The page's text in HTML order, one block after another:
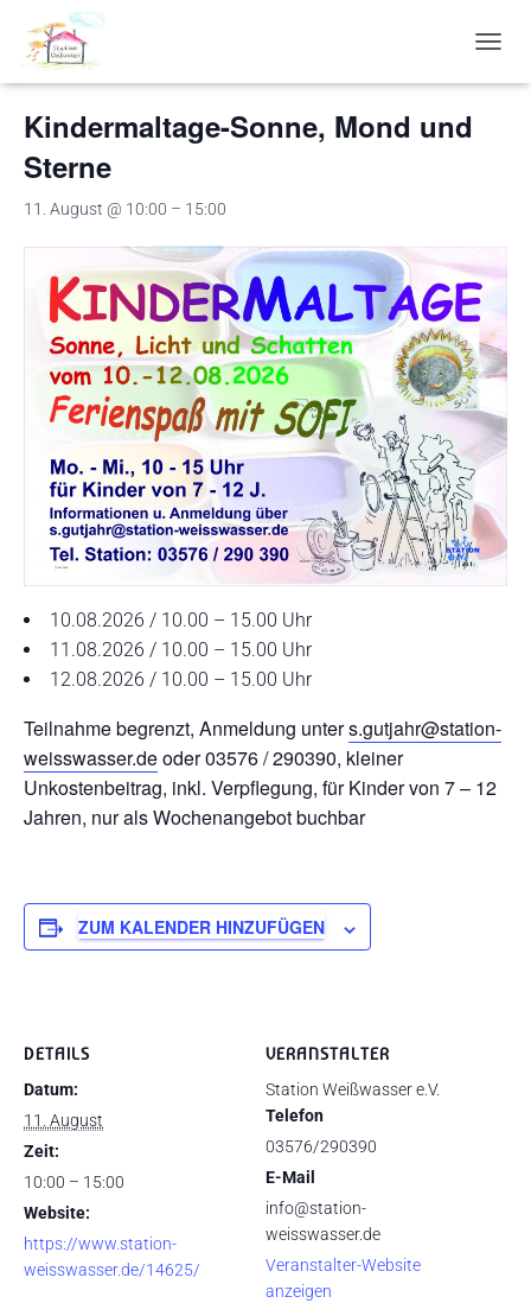
A
S
C
H
L
« Alle Veranstaltungen
Kindermaltage-Sonne, Mond und
Sterne
11. August @ 10:00 – 15:00
10.08.2026 / 10.00 – 15.00 Uhr
11.08.2026 / 10.00 – 15.00 Uhr
12.08.2026 / 10.00 – 15.00 Uhr
Teilnahme begrenzt, Anmeldung unters.gutjahr@station-
weisswasser.deoder 03576 / 290390, kleiner
Unkostenbeitrag, inkl. Verpflegung, für Kinder von 7 – 12
Jahren, nur als Wochenangebot buchbar
ZUM KALENDER HINZUFÜGEN
DETAILS
Datum:
11. August
Zeit:
10:00 – 15:00
Website:
https://www.station-
weisswasser.de/14625/
VERANSTALTER
Station Weißwasser e.V.
Telefon
03576/290390
E-Mail
info@station-
weisswasser.de
Veranstalter-Website
anzeigen